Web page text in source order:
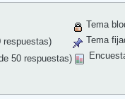
respuestas)
50 respuestas)
Tema
Tema